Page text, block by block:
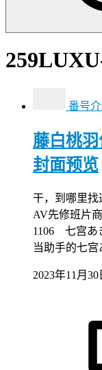
番号
藤白桃羽
封面预览
干，到哪里找
AV先修班片
1106 七宫あ
当助手的七
2023年11月30